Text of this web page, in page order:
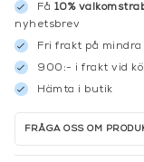
Få 10%
nyhetsbrev
Fri frakt på
900:- i frakt vid
Hämta i butik
FRÅGA OSS OM